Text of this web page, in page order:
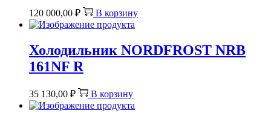
120 000,00 ₽ В корзину
Холодильник NORDFROST NRB
161NF R
35 130,00 ₽ В корзину